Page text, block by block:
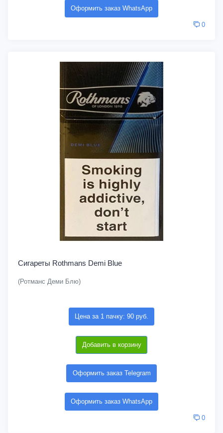
Оформить заказ WhatsApp
0
Сигареты Rothmans Demi Blue
(Ротманс Деми Блю)
Цена за 1 пачку: 90 руб.
Добавить в корзину
Оформить заказ Telegram
Оформить заказ WhatsApp
0